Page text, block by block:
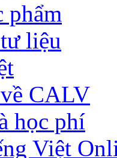
phẩm
liệu
CALV
học phí
Việt